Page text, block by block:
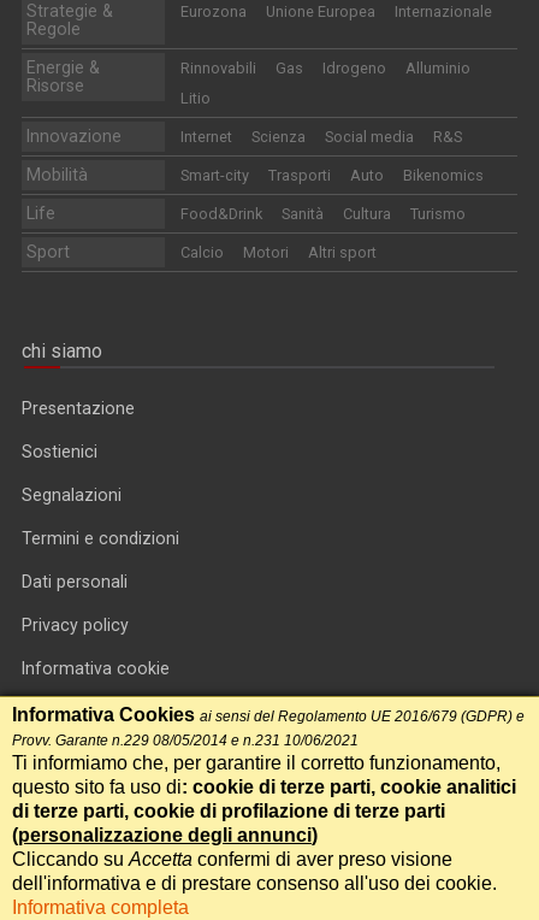
Strategie &
Regole
Eurozona Unione Europea Internazionale
Energie &
Risorse
Rinnovabili Gas Idrogeno
Alluminio
Litio
Innovazione Internet Scienza Social media R&S
Mobilità Smart-city Trasporti Auto Bikenomics
Life Food&Drink Sanità Cultura Turismo
Sport Calcio Motori Altri sport
chi siamo
Presentazione
Sostienici
Segnalazioni
Termini e condizioni
Dati personali
Privacy policy
Informativa cookie
RSS feed
RSS Top News
Contatti
International Communication S.r.l. • P.IVA 14478081004 • Testata
giornalistica n.191, reg. Tribunale di Roma del 14/12/2017
Informativa Cookies ai sensi del Regolamento UE 2016/679 (GDPR) e
Provv. Garante n.229 08/05/2014 e n.231 10/06/2021
Ti informiamo che, per garantire il corretto funzionamento,
questo sito fa uso di: cookie di terze parti, cookie analitici
di terze parti, cookie di profilazione di terze parti
(personalizzazione degli annunci)
Cliccando su Accetta confermi di aver preso visione
dell'informativa e di prestare consenso all'uso dei cookie.
Informativa completa